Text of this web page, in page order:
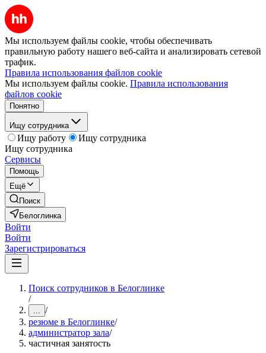
Мы используем файлы cookie, чтобы обеспечивать
правильную работу нашего веб-сайта и анализировать сетевой
трафик.
Правила использования файлов cookie
Мы используем файлы cookie. Правила использования
файлов cookie
Понятно
Ищу сотрудника
Ищу работу
Ищу сотрудника
Ищу сотрудника
Сервисы
Помощь
Ещё
Поиск
Белоглинка
Войти
Войти
Зарегистрироваться
Поиск сотрудников в Белоглинке
/
... /
резюме в Белоглинке/
администратор зала/
частичная занятость